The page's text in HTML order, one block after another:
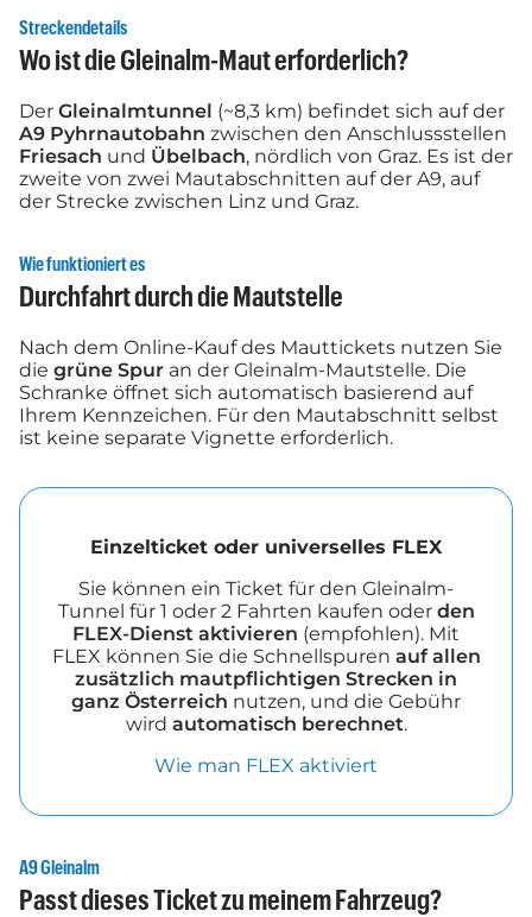
Streckendetails
Wo ist die Gleinalm-Maut erforderlich?
Der Gleinalmtunnel (~8,3 km) befindet sich auf der
A9 Pyhrnautobahn zwischen den Anschlussstellen
Friesach und Übelbach, nördlich von Graz. Es ist der
zweite von zwei Mautabschnitten auf der A9, auf
der Strecke zwischen Linz und Graz.
Wie funktioniert es
Durchfahrt durch die Mautstelle
Nach dem Online-Kauf des Mauttickets nutzen Sie
die grüne Spur an der Gleinalm-Mautstelle. Die
Schranke öffnet sich automatisch basierend auf
Ihrem Kennzeichen. Für den Mautabschnitt selbst
ist keine separate Vignette erforderlich.
Einzelticket oder universelles FLEX
Sie können ein Ticket für den Gleinalm-
Tunnel für 1 oder 2 Fahrten kaufen oder den
FLEX-Dienst aktivieren (empfohlen). Mit
FLEX können Sie die Schnellspuren auf allen
zusätzlich mautpflichtigen Strecken in
ganz Österreich nutzen, und die Gebühr
wird automatisch berechnet.
Wie man FLEX aktiviert
A9 Gleinalm
Passt dieses Ticket zu meinem Fahrzeug?